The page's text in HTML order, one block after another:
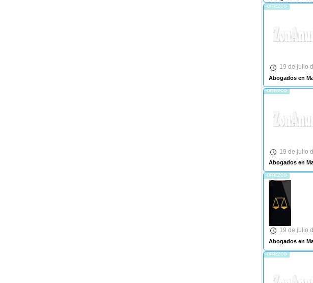
-OFREZCO-
19 de julio
Abogados en
-OFREZCO-
19 de julio
Abogados en
-OFREZCO-
19 de julio
Abogados en
-OFREZCO-